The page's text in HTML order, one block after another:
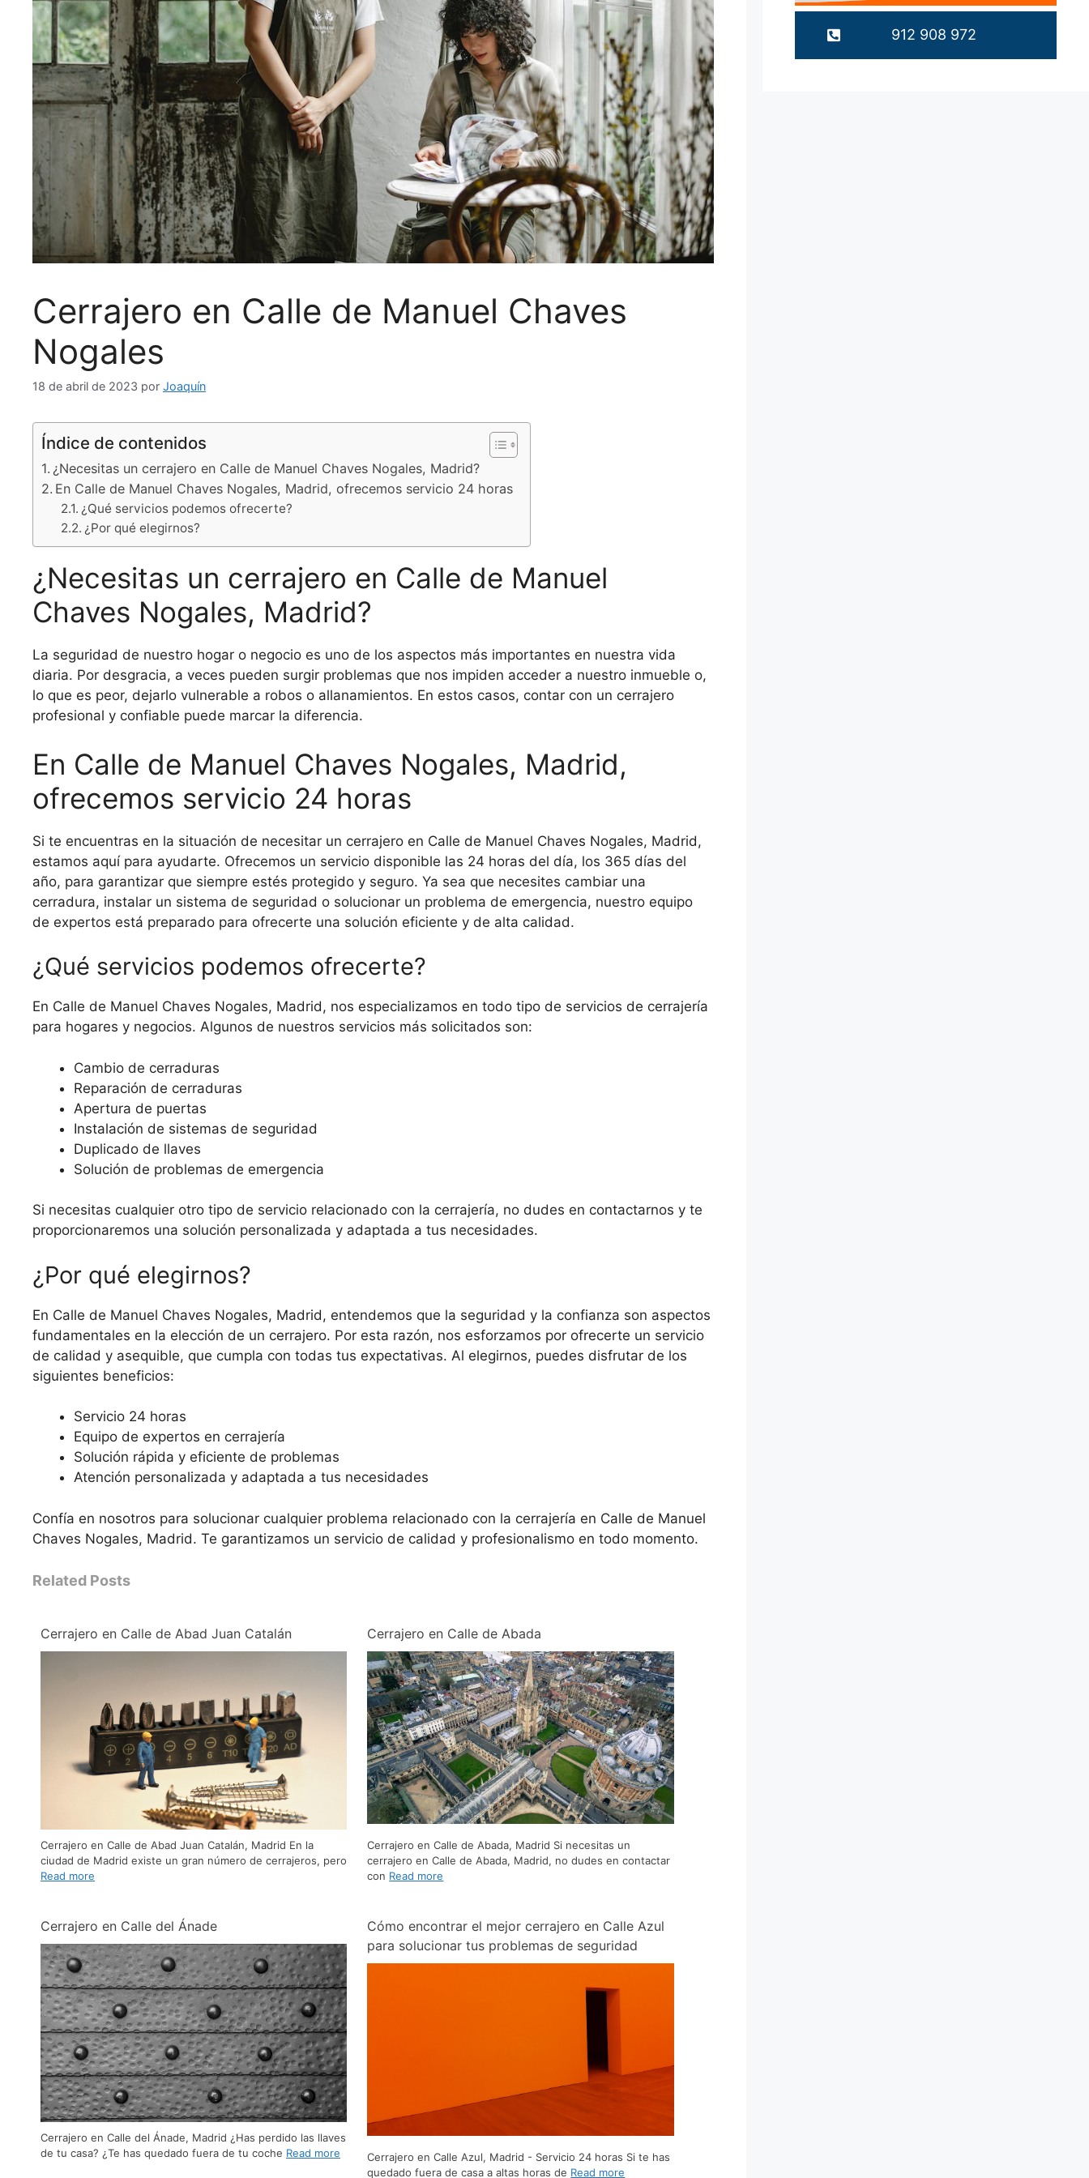
Cerrajero en Calle de Manuel Chaves
Nogales
18 de abril de 2023 por Joaquín
Índice de contenidos
¿Necesitas un cerrajero en Calle de Manuel Chaves Nogales, Madrid?
En Calle de Manuel Chaves Nogales, Madrid, ofrecemos servicio 24 horas
¿Qué servicios podemos ofrecerte?
¿Por qué elegirnos?
¿Necesitas un cerrajero en Calle de Manuel
Chaves Nogales, Madrid?
La seguridad de nuestro hogar o negocio es uno de los aspectos más importantes en nuestra vida
diaria. Por desgracia, a veces pueden surgir problemas que nos impiden acceder a nuestro inmueble o,
lo que es peor, dejarlo vulnerable a robos o allanamientos. En estos casos, contar con un cerrajero
profesional y confiable puede marcar la diferencia.
En Calle de Manuel Chaves Nogales, Madrid,
ofrecemos servicio 24 horas
Si te encuentras en la situación de necesitar un cerrajero en Calle de Manuel Chaves Nogales, Madrid,
estamos aquí para ayudarte. Ofrecemos un servicio disponible las 24 horas del día, los 365 días del
año, para garantizar que siempre estés protegido y seguro. Ya sea que necesites cambiar una
cerradura, instalar un sistema de seguridad o solucionar un problema de emergencia, nuestro equipo
de expertos está preparado para ofrecerte una solución eficiente y de alta calidad.
¿Qué servicios podemos ofrecerte?
En Calle de Manuel Chaves Nogales, Madrid, nos especializamos en todo tipo de servicios de cerrajería
para hogares y negocios. Algunos de nuestros servicios más solicitados son:
Cambio de cerraduras
Reparación de cerraduras
Apertura de puertas
Instalación de sistemas de seguridad
Duplicado de llaves
Solución de problemas de emergencia
Si necesitas cualquier otro tipo de servicio relacionado con la cerrajería, no dudes en contactarnos y te
proporcionaremos una solución personalizada y adaptada a tus necesidades.
¿Por qué elegirnos?
En Calle de Manuel Chaves Nogales, Madrid, entendemos que la seguridad y la confianza son aspectos
fundamentales en la elección de un cerrajero. Por esta razón, nos esforzamos por ofrecerte un servicio
de calidad y asequible, que cumpla con todas tus expectativas. Al elegirnos, puedes disfrutar de los
siguientes beneficios:
Servicio 24 horas
Equipo de expertos en cerrajería
Solución rápida y eficiente de problemas
Atención personalizada y adaptada a tus necesidades
Confía en nosotros para solucionar cualquier problema relacionado con la cerrajería en Calle de Manuel
Chaves Nogales, Madrid. Te garantizamos un servicio de calidad y profesionalismo en todo momento.
Related Posts
Cerrajero en Calle de Abad Juan Catalán
Cerrajero en Calle de Abad Juan Catalán, Madrid En la
ciudad de Madrid existe un gran número de cerrajeros, pero
Read more
Cerrajero en Calle de Abada
Cerrajero en Calle de Abada, Madrid Si necesitas un
cerrajero en Calle de Abada, Madrid, no dudes en contactar
con Read more
Cerrajero en Calle del Ánade
Cerrajero en Calle del Ánade, Madrid ¿Has perdido las llaves
de tu casa? ¿Te has quedado fuera de tu coche Read more
Cómo encontrar el mejor cerrajero en Calle Azul
para solucionar tus problemas de seguridad
Cerrajero en Calle Azul, Madrid - Servicio 24 horas Si te has
quedado fuera de casa a altas horas de Read more
912 908 972